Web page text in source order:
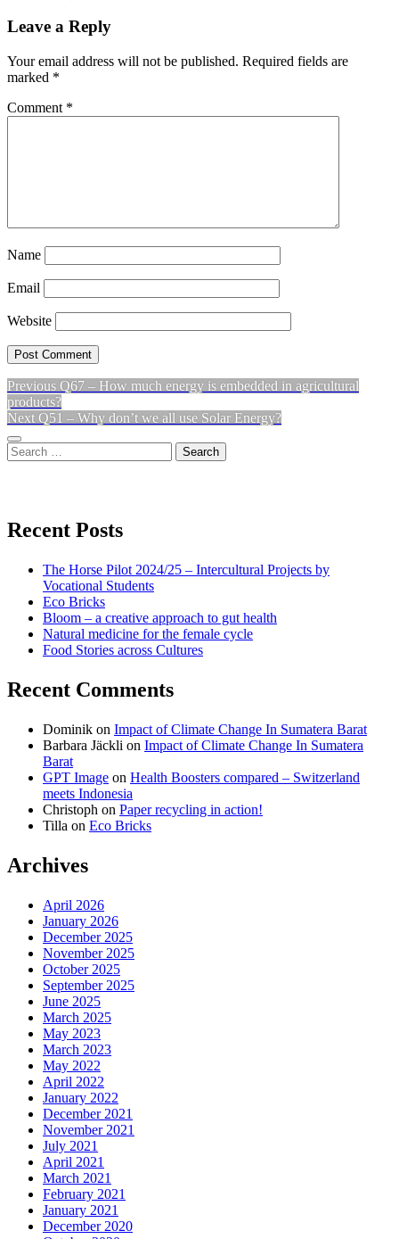
Leave a Reply
Your email address will not be published. Required fields are
marked *
Comment *
Name
Email
Website
Post
navigation
Previous Previous
post:
Q67 – How much energy is embedded in agricultural
products?
Next Next
Q51 – Why don’t we all use Solar Energy?
Sidebar
Search
for:
don’t
my
energy
profile
on
Facebook
don’t
my
energy
profile
on
Twitter
don’t
my
energy
profile
on
instagram
Recent Posts
The Horse Pilot 2024/25 – Intercultural Projects by
Vocational Students
Eco Bricks
Bloom – a creative approach to gut health
Natural medicine for the female cycle
Food Stories across Cultures
Recent Comments
Dominik on Impact of Climate Change In Sumatera Barat
Barbara Jäckli on Impact of Climate Change In Sumatera
Barat
GPT Image on Health Boosters compared – Switzerland
meets Indonesia
Christoph on Paper recycling in action!
Tilla on Eco Bricks
Archives
April 2026
January 2026
December 2025
November 2025
October 2025
September 2025
June 2025
March 2025
May 2023
March 2023
May 2022
April 2022
January 2022
December 2021
November 2021
July 2021
April 2021
March 2021
February 2021
January 2021
December 2020